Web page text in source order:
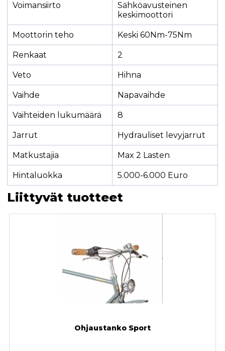
Voimansiirto
Sähköavusteinen
keskimoottori
Moottorin teho Keski 60Nm-75Nm
Renkaat 2
Veto Hihna
Vaihde Napavaihde
Vaihteiden lukumäärä 8
Jarrut Hydrauliset levyjarrut
Matkustajia Max 2 Lasten
Hintaluokka 5.000-6.000 Euro
Liittyvät tuotteet
Ohjaustanko Sport